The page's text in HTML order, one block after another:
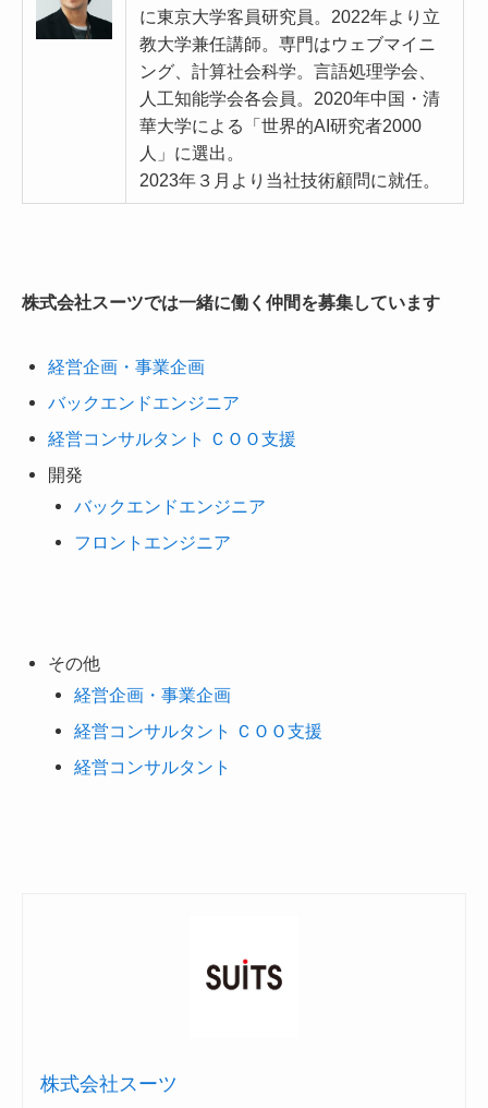
に東京大学客員研究員。2022年より立
教大学兼任講師。専門はウェブマイニ
ング、計算社会科学。言語処理学会、
人工知能学会各会員。2020年中国・清
華大学による「世界的AI研究者2000
人」に選出。
2023年３月より当社技術顧問に就任。
株式会社スーツでは一緒に働く仲間を募集しています
経営企画・事業企画
バックエンドエンジニア
経営コンサルタント ＣＯＯ支援
開発
バックエンドエンジニア
フロントエンジニア
その他
経営企画・事業企画
経営コンサルタント ＣＯＯ支援
経営コンサルタント
株式会社スーツ